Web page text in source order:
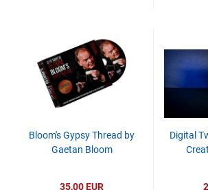
Bloom's Gypsy Thread by
Gaetan Bloom
35,00 EUR
Digital